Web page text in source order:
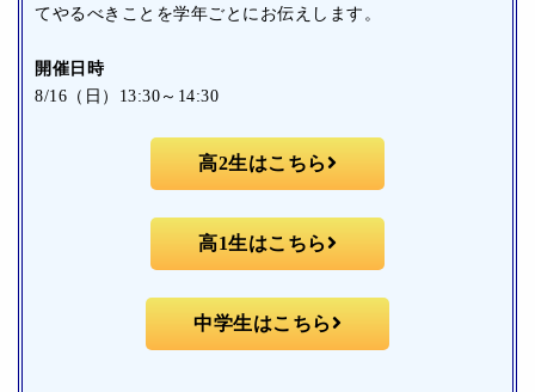
てやるべきことを学年ごとにお伝えします。
開催日時
8/16（日）13:30～14:30
高2生はこちら
高1生はこちら
中学生はこちら